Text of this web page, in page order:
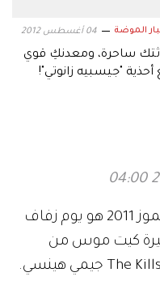
الموضة 04 أغسطس 2012
ساحرة، ومعدنكِ قوي
أحذية "جيسبيه زانوتي"!
اليوم الجمعة الأول من يوليو/ تموز 2011 هو يوم زفاف
كيت موس من